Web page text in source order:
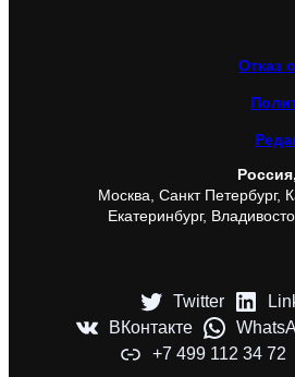
Отказ
Москва, Санкт Петербург,
Екатеринбург,
Twitter
ВКонтакте
+7 499 112 34 72